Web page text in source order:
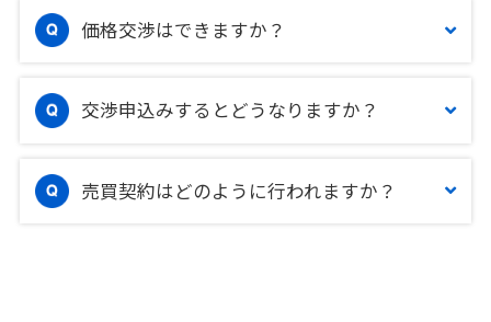
価格交渉はできますか？
交渉申込みするとどうなりますか？
売買契約はどのように行われますか？